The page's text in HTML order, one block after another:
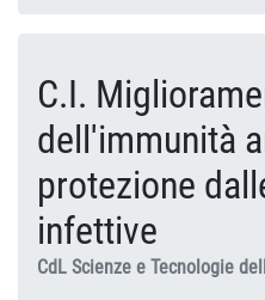
C.I.
dell'immunità
protezione
infettive
CdL Scienze e Tecnologie